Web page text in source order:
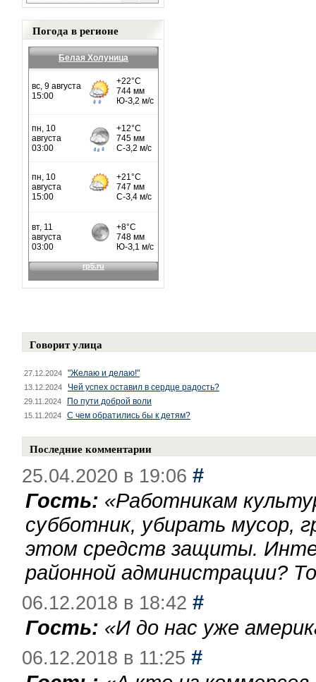
Погода в регионе
Белая Холуница
Говорит улица
27.12.2024 "Желаю и делаю!"
13.12.2024 Чей успех оставил в сердце радость?
29.11.2024 По пути доброй воли
15.11.2024 С чем обратились бы к детям?
Последние комментарии
25.04.2020 в 19:06 #
Гость: «Работникам
субботник, убирать мусор,
этом средств защиты.
районной администрации?
06.12.2018 в 18:42 #
Гость: «И до нас уже
06.12.2018 в 11:25 #